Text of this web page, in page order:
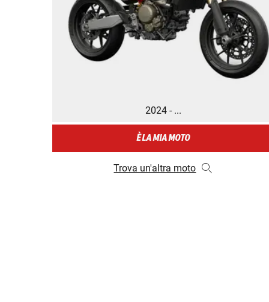
2024 - ...
È LA MIA MOTO
Trova un'altra moto